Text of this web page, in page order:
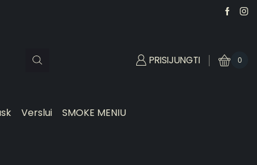
PRISIJUNGTI 0
Verslui SMOKE MENIU